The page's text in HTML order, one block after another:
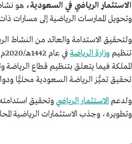
الاستثمار الرياضي في السعودية، هو
وتحويل الممارسات الرياضية إلى مسارات
ولتحقيق الاستدامة والعائد من النشاط
تنظيم وزارة الرياضة
المملكة فيما يتعلق بتنظيم قطاع
تحقيق تميُّز الرياضة السعودية محليًّا
ولدعم الاستثمار الرياضي وتحقيق
وتطويره، وجذب الاستثمارات الرياضية